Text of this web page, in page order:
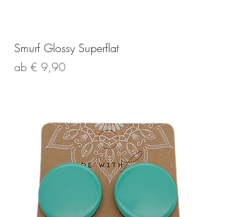
Smurf Glossy Superflat
ab € 9,90
Sale-Preis